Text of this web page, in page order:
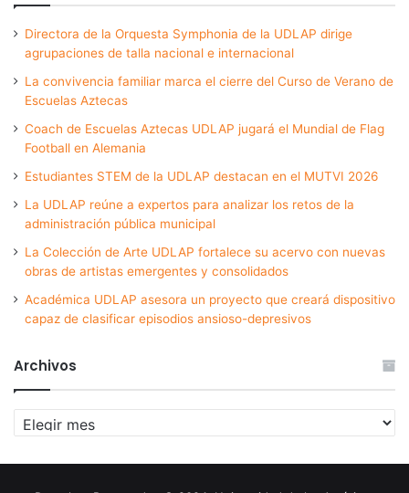
Directora de la Orquesta Symphonia de la UDLAP dirige
agrupaciones de talla nacional e internacional
La convivencia familiar marca el cierre del Curso de Verano de
Escuelas Aztecas
Coach de Escuelas Aztecas UDLAP jugará el Mundial de Flag
Football en Alemania
Estudiantes STEM de la UDLAP destacan en el MUTVI 2026
La UDLAP reúne a expertos para analizar los retos de la
administración pública municipal
La Colección de Arte UDLAP fortalece su acervo con nuevas
obras de artistas emergentes y consolidados
Académica UDLAP asesora un proyecto que creará dispositivo
capaz de clasificar episodios ansioso-depresivos
Archivos
Archivos